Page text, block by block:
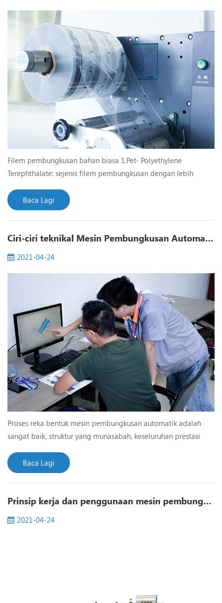
Filem pembungkusan bahan biasa 1.Pet- Polyethylene
Terephthalate: sejenis filem pembungkusan dengan lebih
dengan Ketegangan udara yang baik, aroma dan kelembapan-
bukti, digunakan secara meluas dalam gula-gula, biskut dan
adalah filem polipropilena, oleh pempolimeran propylene dan
di...
Baca Lagi
Ciri-ciri teknikal Mesin Pembungkusan Automatik
2021-04-24
Proses reka bentuk mesin pembungkusan automatik adalah
sangat baik, struktur yang munasabah, keseluruhan prestasi
terutamanya mengamalkan tarik tali pinggang segerak dua
Film.in Gunakan, kawalan silinder utama dan ketegangan,
mempunyai fungsi penggera automatik dan perlindungan
untuk meminimum...
Baca Lagi
Prinsip kerja dan penggunaan mesin pembungkusan mengecut
2021-04-24